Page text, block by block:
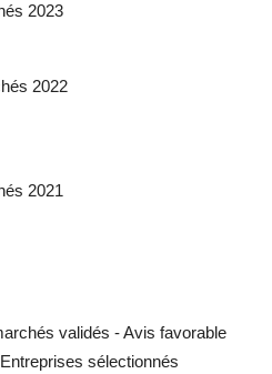
2023
2022
2021
validés - Avis favorable
sélectionnés